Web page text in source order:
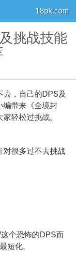
18pk.com
挑战技能
去，自己的DPS及
编带来《全境封
轻松过挑战。
对很多过不去挑战
个恐怖的DPS而
短化。